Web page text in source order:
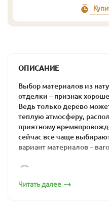
ОПИСАНИЕ
Выбор материалов из
отделки – признак
Ведь только дерево
теплую атмосферу,
приятному
сейчас все чаще
вариант материалов –
для
Читать далее